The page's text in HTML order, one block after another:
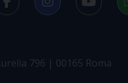
796 | 00165 Roma